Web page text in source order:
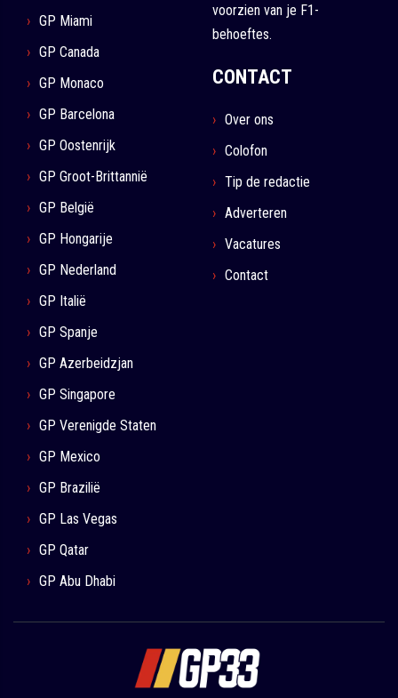
GP Miami
GP Canada
GP Monaco
GP Barcelona
GP Oostenrijk
GP Groot-Brittannië
GP België
GP Hongarije
GP Nederland
GP Italië
GP Spanje
GP Azerbeidzjan
GP Singapore
GP Verenigde Staten
GP Mexico
GP Brazilië
GP Las Vegas
GP Qatar
GP Abu Dhabi
voorzien van je F1-
behoeftes.
CONTACT
Over ons
Colofon
Tip de redactie
Adverteren
Vacatures
Contact